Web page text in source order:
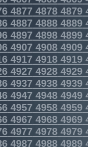
487748784879
488748884889
489748984899
4907 49084909
4917 49184919
492749284929
4937 49384939
4947 49484949
4957 49584959
4967 49684969
4977 49784979
4987 49884989